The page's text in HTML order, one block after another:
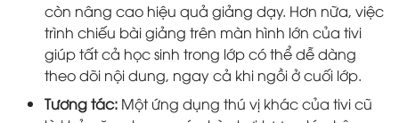
còn nâng cao hiệu quả giảng dạy. Hơn nữa, việc
trình chiếu bài giảng trên màn hình lớn của tivi
giúp tất cả học sinh trong lớp có thể dễ dàng
theo dõi nội dung, ngay cả khi ngồi ở cuối lớp.
Tương tác: Một ứng dụng thú vị khác của tivi cũ